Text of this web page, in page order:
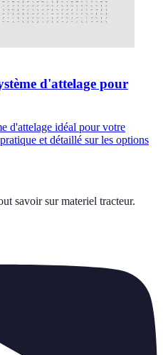
d'attelage pour
d'attelage idéal pour votre
et détaillé sur les options
savoir sur materiel tracteur.